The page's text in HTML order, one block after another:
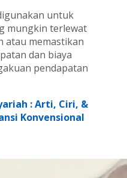
untuk
mungkin terlewat
atau memastikan
dan biaya
pendapatan
: Arti, Ciri, &
Konvensional